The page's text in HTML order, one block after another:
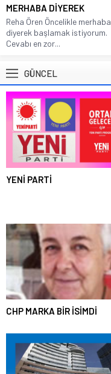
MERHABA DİYEREK
Reha Ören Öncelikle merhaba
diyerek başlamak istiyorum.
Cevabı en zor...
GÜNCEL
YENİ PARTİ
CHP MARKA BİR İSİMDİ